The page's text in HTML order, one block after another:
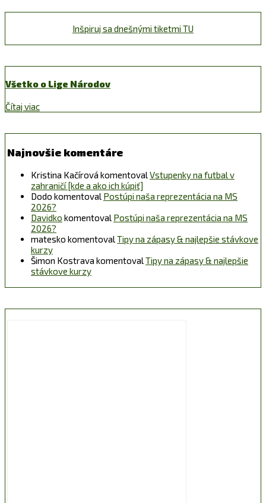
Inšpiruj sa dnešnými tiketmi TU
Všetko o Lige Národov
Čítaj viac
Najnovšie komentáre
Kristina Kačírová komentovalVstupenky na futbal v
zahraničí [kde a ako ich kúpiť]
Dodo komentoval Postúpi naša reprezentácia na MS
2026?
Davidko komentoval Postúpi naša reprezentácia na MS
2026?
matesko komentovalTipy na zápasy & najlepšie stávkove
kurzy
Šimon Kostrava komentovalTipy na zápasy & najlepšie
stávkove kurzy